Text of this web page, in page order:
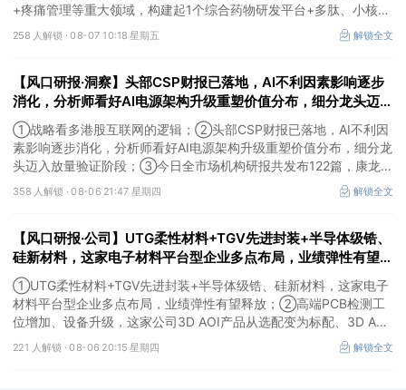
+疼痛管理等重大领域，构建起1个综合药物研发平台+多肽、小核
酸、CGT、小分子4个创新技术平台，创新转型成果正逐步兑现。
258 人解锁 ·08-07 10:18 星期五 解锁全文
【风口研报·洞察】头部CSP财报已落地，AI不利因素影响逐步
消化，分析师看好AI电源架构升级重塑价值分布，细分龙头迈入
放量验证阶段；战略看多港股互联网的逻辑
①战略看多港股互联网的逻辑；②头部CSP财报已落地，AI不利因
素影响逐步消化，分析师看好AI电源架构升级重塑价值分布，细分龙
头迈入放量验证阶段；③今日全市场机构研报共发布122篇，康龙化
成、江淮汽车评级得到上调，9家公司获得首度覆盖，其中乔锋智能
获新财富分析师深度覆盖；④在个股机构关注度排行中，华峰化学
健盛集团。
358 人解锁 ·08-06 21:47 星期四 解锁全文
【风口研报·公司】UTG柔性材料+TGV先进封装+半导体级锆、
硅新材料，这家电子材料平台型企业多点布局，业绩弹性有望释
放；高端PCB检测工位增加、设备升级，这家公司3D AOI产品
从选配变为标配
①UTG柔性材料+TGV先进封装+半导体级锆、硅新材料，这家电子
材料平台型企业多点布局，业绩弹性有望释放；②高端PCB检测工
位增加、设备升级，这家公司3D AOI产品从选配变为标配、3D AXI
设备逐步成为刚需，现已进入头部客户供应体系。
221 人解锁 ·08-06 20:15 星期四 解锁全文